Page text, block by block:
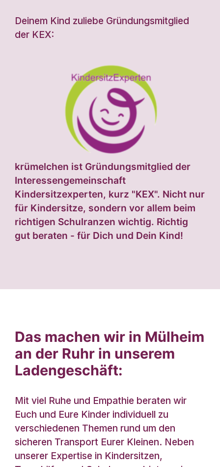
Deinem Kind zuliebe Gründungsmitglied
der KEX:
krümelchen ist Gründungsmitglied der
Interessengemeinschaft
Kindersitzexperten, kurz "KEX". Nicht nur
für Kindersitze, sondern vor allem beim
richtigen Schulranzen wichtig. Richtig
gut beraten - für Dich und Dein Kind!
Das machen wir in Mülheim
an der Ruhr in unserem
Ladengeschäft:
Mit viel Ruhe und Empathie beraten wir
Euch und Eure Kinder individuell zu
verschiedenen Themen rund um den
sicheren Transport Eurer Kleinen. Neben
unserer Expertise in Kindersitzen,